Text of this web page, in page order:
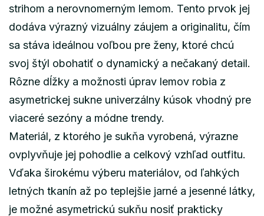
strihom a nerovnomerným lemom. Tento prvok jej
dodáva výrazný vizuálny záujem a originalitu, čím
sa stáva ideálnou voľbou pre ženy, ktoré chcú
svoj štýl obohatiť o dynamický a nečakaný detail.
Rôzne dĺžky a možnosti úprav lemov robia z
asymetrickej sukne univerzálny kúsok vhodný pre
viaceré sezóny a módne trendy.
Materiál, z ktorého je sukňa vyrobená, výrazne
ovplyvňuje jej pohodlie a celkový vzhľad outfitu.
Vďaka širokému výberu materiálov, od ľahkých
letných tkanín až po teplejšie jarné a jesenné látky,
je možné asymetrickú sukňu nosiť prakticky